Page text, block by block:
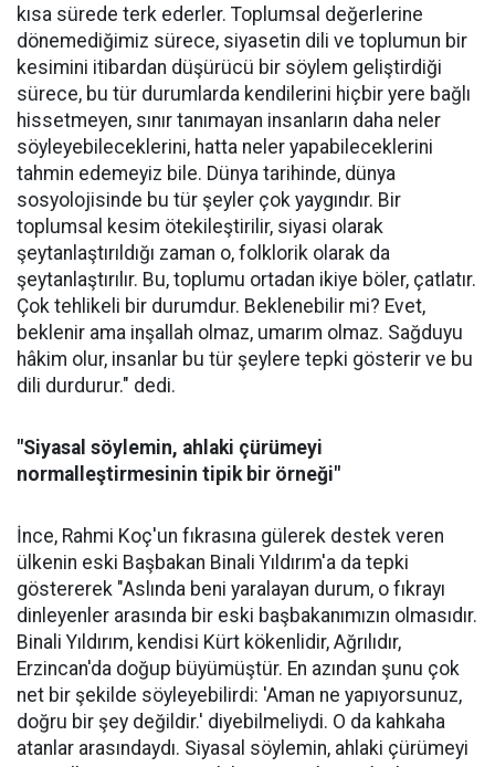
kısa sürede terk ederler. Toplumsal değerlerine
dönemediğimiz sürece, siyasetin dili ve toplumun bir
kesimini itibardan düşürücü bir söylem geliştirdiği
sürece, bu tür durumlarda kendilerini hiçbir yere bağlı
hissetmeyen, sınır tanımayan insanların daha neler
söyleyebileceklerini, hatta neler yapabileceklerini
tahmin edemeyiz bile. Dünya tarihinde, dünya
sosyolojisinde bu tür şeyler çok yaygındır. Bir
toplumsal kesim ötekileştirilir, siyasi olarak
şeytanlaştırıldığı zaman o, folklorik olarak da
şeytanlaştırılır. Bu, toplumu ortadan ikiye böler, çatlatır.
Çok tehlikeli bir durumdur. Beklenebilir mi? Evet,
beklenir ama inşallah olmaz, umarım olmaz. Sağduyu
hâkim olur, insanlar bu tür şeylere tepki gösterir ve bu
dili durdurur." dedi.
"Siyasal söylemin, ahlaki çürümeyi
normalleştirmesinin tipik bir örneği"
İnce, Rahmi Koç'un fıkrasına gülerek destek veren
ülkenin eski Başbakan Binali Yıldırım'a da tepki
göstererek "Aslında beni yaralayan durum, o fıkrayı
dinleyenler arasında bir eski başbakanımızın olmasıdır.
Binali Yıldırım, kendisi Kürt kökenlidir, Ağrılıdır,
Erzincan'da doğup büyümüştür. En azından şunu çok
net bir şekilde söyleyebilirdi: 'Aman ne yapıyorsunuz,
doğru bir şey değildir.' diyebilmeliydi. O da kahkaha
atanlar arasındaydı. Siyasal söylemin, ahlaki çürümeyi